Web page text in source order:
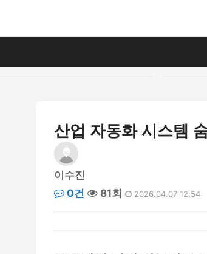
산업 자동화 시스템
이수진
0건
81회 2026.04.07 12:54